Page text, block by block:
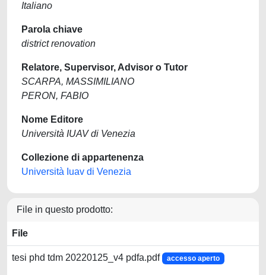
Italiano
Parola chiave
district renovation
Relatore, Supervisor, Advisor o Tutor
SCARPA, MASSIMILIANO
PERON, FABIO
Nome Editore
Università IUAV di Venezia
Collezione di appartenenza
Università Iuav di Venezia
File in questo prodotto:
File
tesi phd tdm 20220125_v4 pdfa.pdf accesso aperto